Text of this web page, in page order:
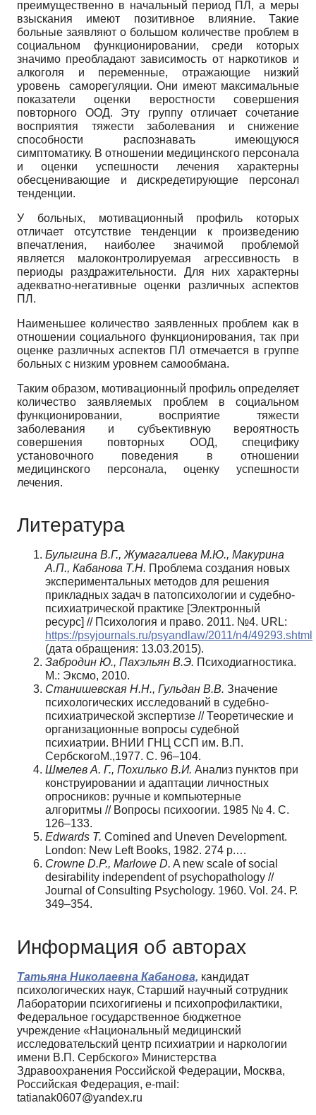
преимущественно в начальный период ПЛ, а меры
взыскания имеют позитивное влияние. Такие
больные заявляют о большом количестве проблем в
социальном функционировании, среди которых
значимо преобладают зависимость от наркотиков и
алкоголя и переменные, отражающие низкий
уровень саморегуляции. Они имеют максимальные
показатели оценки веростности совершения
повторного ООД. Эту группу отличает сочетание
восприятия тяжести заболевания и снижение
способности распознавать имеющуюся
симптоматику. В отношении медицинского персонала
и оценки успешности лечения характерны
обесценивающие и дискредетирующие персонал
тенденции.
У больных, мотивационный профиль которых
отличает отсутствие тенденции к произведению
впечатления, наиболее значимой проблемой
является малоконтролируемая агрессивность в
периоды раздражительности. Для них характерны
адекватно-негативные оценки различных аспектов
ПЛ.
Наименьшее количество заявленных проблем как в
отношении социального функционирования, так при
оценке различных аспектов ПЛ отмечается в группе
больных с низким уровнем самообмана.
Таким образом, мотивационный профиль определяет
количество заявляемых проблем в социальном
функционировании, восприятие тяжести
заболевания и субъективную вероятность
совершения повторных ООД, специфику
установочного поведения в отношении
медицинского персонала, оценку успешности
лечения.
Литература
Булыгина В.Г., Жумагалиева М.Ю., Макурина
А.П., Кабанова Т.Н. Проблема создания новых
экспериментальных методов для решения
прикладных задач в патопсихологии и судебно-
психиатрической практике [Электронный
ресурс] // Психология и право. 2011. №4. URL:
https://psyjournals.ru/psyandlaw/2011/n4/49293.shtml
(дата обращения: 13.03.2015).
Забродин Ю., Пахэльян В.Э. Психодиагностика.
М.: Эксмо, 2010.
Станишевская Н.Н., Гульдан В.В. Значение
психологических исследований в судебно-
психиатрической экспертизе // Теоретические и
организационные вопросы судебной
психиатрии. ВНИИ ГНЦ ССП им. В.П.
СербскогоМ.,1977. С. 96–104.
Шмелев А. Г., Похилько В.И. Анализ пунктов при
конструировании и адаптации личностных
опросников: ручные и компьютерные
алгоритмы // Вопросы психоогии. 1985 № 4. С.
126–133.
Edwards T. Comined and Uneven Development.
London: New Left Books, 1982. 274 p.…
Crowne D.P., Marlowe D. A new scale of social
desirability independent of psychopathology //
Journal of Consulting Psychology. 1960. Vol. 24. Р.
349–354.
Информация об авторах
Татьяна Николаевна Кабанова, кандидат
психологических наук, Старший научный сотрудник
Лаборатории психогигиены и психопрофилактики,
Федеральное государственное бюджетное
учреждение «Национальный медицинский
исследовательский центр психиатрии и наркологии
имени В.П. Сербского» Министерства
Здравоохранения Российской Федерации, Москва,
Российская Федерация, e-mail:
tatianak0607@yandex.ru